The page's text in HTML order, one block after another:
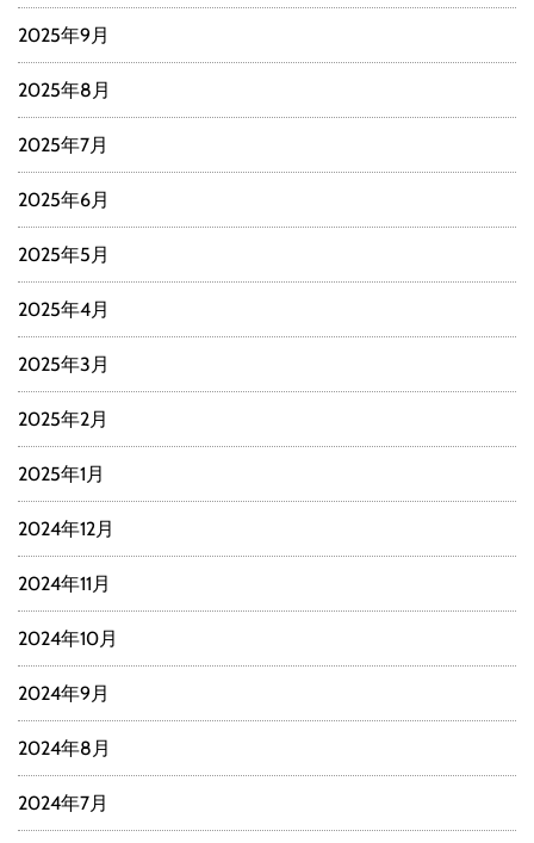
2025年9月
2025年8月
2025年7月
2025年6月
2025年5月
2025年4月
2025年3月
2025年2月
2025年1月
2024年12月
2024年11月
2024年10月
2024年9月
2024年8月
2024年7月